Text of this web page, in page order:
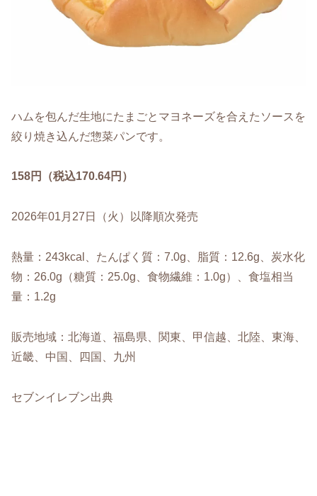
ハムを包んだ生地にたまごとマヨネーズを合えたソースを
絞り焼き込んだ惣菜パンです。
158円（税込170.64円）
2026年01月27日（火）以降順次発売
熱量：243kcal、たんぱく質：7.0g、脂質：12.6g、炭水化
物：26.0g（糖質：25.0g、食物繊維：1.0g）、食塩相当
量：1.2g
販売地域：北海道、福島県、関東、甲信越、北陸、東海、
近畿、中国、四国、九州
セブンイレブン出典